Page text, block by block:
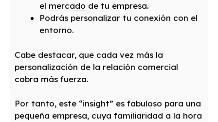
el mercado de tu empresa.
Podrás personalizar tu conexión con el
entorno.
Cabe destacar, que cada vez más la
personalización de la relación comercial
cobra más fuerza.
Por tanto, este “insight” es fabuloso para una
pequeña empresa, cuya familiaridad a la hora